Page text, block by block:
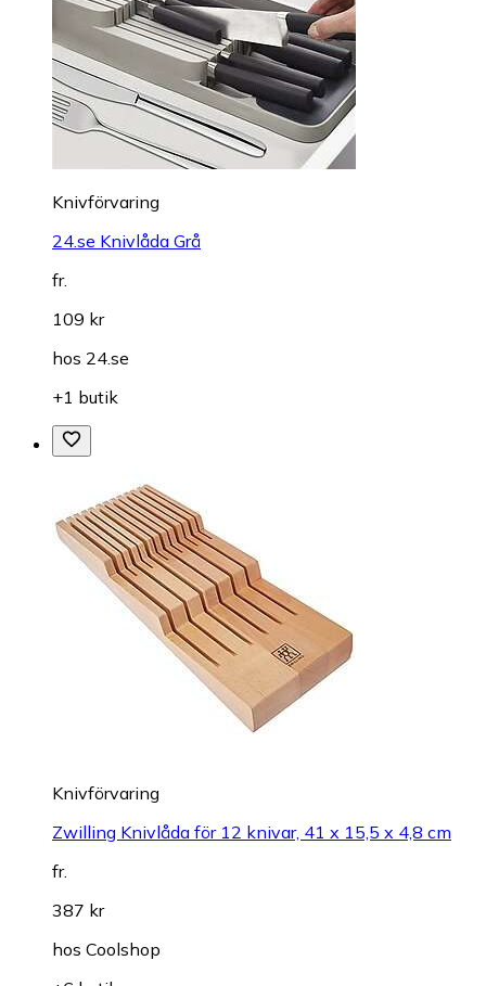
Knivförvaring
24.se Knivlåda Grå
fr.
109 kr
hos 24.se
+1 butik
Knivförvaring
Zwilling Knivlåda för 12 knivar, 41 x 15,5 x 4,8 cm
fr.
387 kr
hos Coolshop